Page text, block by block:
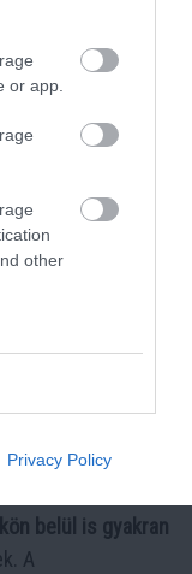
or app.
other
Privacy Policy
belül is gyakran
A